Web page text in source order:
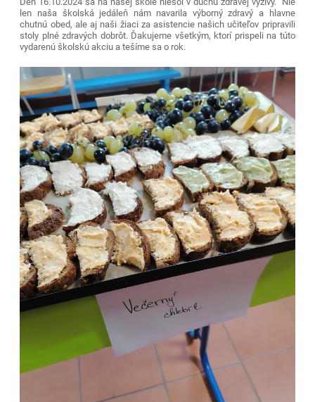
len naša školská jedáleň nám navarila výborný zdravý a hlavne
chutnú obed, ale aj naši žiaci za asistencie našich učiteľov pripravili
stoly plné zdravých dobrôt. Ďakujeme všetkým, ktorí prispeli na túto
vydarenú školskú akciu a tešíme sa o rok.